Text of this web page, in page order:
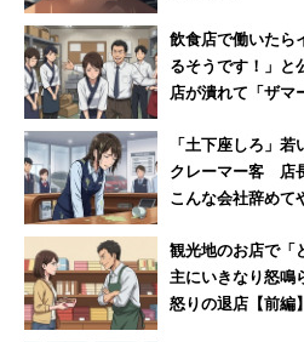
2位：JSR（3.59点）
～国産の合成ゴムを初めて生産
仕事と育児のための両立支援の
2012年に厚生労働省の次世代
取得。妊娠中の社員や育児・介
宅勤務ができる制度や、ベビー
る制度などを用意している。
飲食店で働いたら
るそうです！」と
店が潰れて「ザマ
「土下座しろ」
クレーマー客 店
こんな会社辞めて
観光地のお店で「
主にいきなり怒鳴
怒りの退店【前編】